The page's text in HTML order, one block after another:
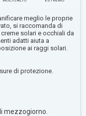
meglio le proprie
si raccomanda di
solari e occhiali da
adatti aiuta a
ai raggi solari.
di protezione.
mezzogiorno.